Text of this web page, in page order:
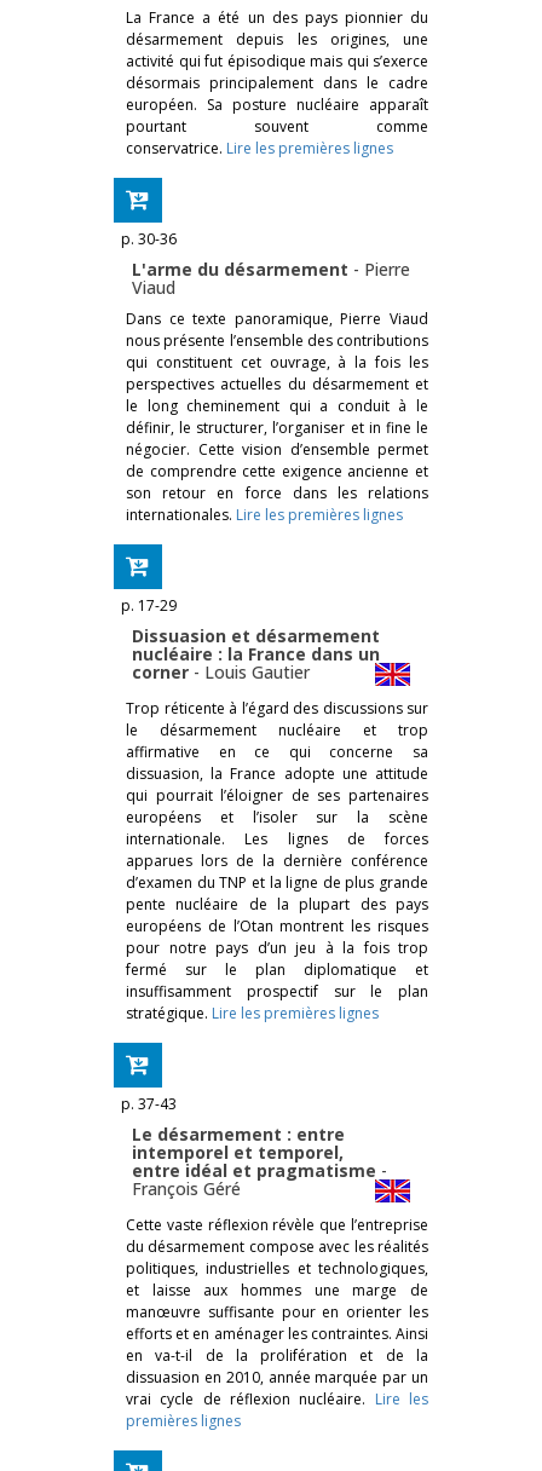
La France a été un des pays pionnier du
désarmement depuis les origines, une
activité qui fut épisodique mais qui s’exerce
désormais principalement dans le cadre
européen. Sa posture nucléaire apparaît
pourtant souvent comme
conservatrice. Lire les premières lignes
p. 30-36
L'arme du désarmement - Pierre
Viaud
Dans ce texte panoramique, Pierre Viaud
nous présente l’ensemble des contributions
qui constituent cet ouvrage, à la fois les
perspectives actuelles du désarmement et
le long cheminement qui a conduit à le
définir, le structurer, l’organiser et in fine le
négocier. Cette vision d’ensemble permet
de comprendre cette exigence ancienne et
son retour en force dans les relations
internationales. Lire les premières lignes
p. 17-29
Dissuasion et désarmement
nucléaire : la France dans un
corner - Louis Gautier
Trop réticente à l’égard des discussions sur
le désarmement nucléaire et trop
affirmative en ce qui concerne sa
dissuasion, la France adopte une attitude
qui pourrait l’éloigner de ses partenaires
européens et l’isoler sur la scène
internationale. Les lignes de forces
apparues lors de la dernière conférence
d’examen du TNP et la ligne de plus grande
pente nucléaire de la plupart des pays
européens de l’Otan montrent les risques
pour notre pays d’un jeu à la fois trop
fermé sur le plan diplomatique et
insuffisamment prospectif sur le plan
stratégique. Lire les premières lignes
p. 37-43
Le désarmement : entre
intemporel et temporel,
entre idéal et pragmatisme -
François Géré
Cette vaste réflexion révèle que l’entreprise
du désarmement compose avec les réalités
politiques, industrielles et technologiques,
et laisse aux hommes une marge de
manœuvre suffisante pour en orienter les
efforts et en aménager les contraintes. Ainsi
en va-t-il de la prolifération et de la
dissuasion en 2010, année marquée par un
vrai cycle de réflexion nucléaire. Lire les
premières lignes